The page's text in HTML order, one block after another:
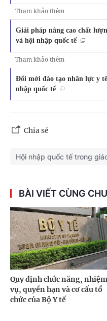
Tham khảo thêm
Giải pháp nâng cao chất
và hội nhập quốc tế
Tham khảo thêm
Đổi mới đào tạo nhân lực y
nhập quốc tế
Chia sẻ
Hội nhập quốc tế trong
BÀI VIẾT CÙNG
Quy định chức năng, nhiệm
vụ, quyền hạn và cơ cấu tổ
chức của Bộ Y tế